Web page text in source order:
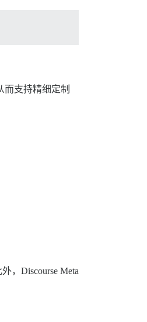
而支持精细定制
，Discourse Meta